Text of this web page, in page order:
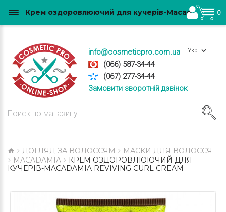
info@cosmeticpro.com.ua
(066) 587-34-44
(067) 277-34-44
Замовити зворотній дзвінок
Укр
0
ДОГЛЯД ЗА ВОЛОССЯМ
МАСКИ ДЛЯ ВОЛОССЯ
MACADAMIA
КРЕМ ОЗДОРОВЛЮЮЧИЙ ДЛЯ
КУЧЕРІВ-MACADAMIA REVIVING CURL CREAM
Крем оздоровлюючий для кучерів-Macadamia Reviving curl cream купити в Україні